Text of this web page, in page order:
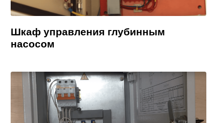
Шкаф управления глубинным
насосом